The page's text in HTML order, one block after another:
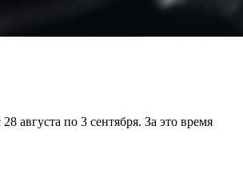
августа по 3 сентября. За это время